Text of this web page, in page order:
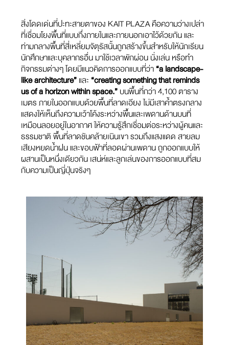
สิ่งโดดเด่นที่ปะทะสายตาของ KAIT PLAZA คือความว่างเปล่า
ที่เชื่อมโยงพื้นที่แบบกึ่งภายในและภายนอกเอาไว้ด้วยกัน และ
ท่ามกลางพื้นที่สี่เหลี่ยมจัตุรัสนั้นถูกสร้างขึ้นสำหรับให้นักเรียน
นักศึกษาและบุคลากรอื่น มาใช้เวลาพักผ่อน นั่งเล่น หรือทำ
กิจกรรมต่างๆ โดยมีแนวคิดการออกแบบที่ว่า“a landscape-
like architecture”และ“creating something that reminds
us of a horizon within space.”บนพื้นที่กว่า 4,100 ตาราง
เมตร ภายในออกแบบด้วยพื้นที่ลาดเอียง ไม่มีเสาค้ำตรงกลาง
แสดงให้เห็นถึงความเว้าโค้งระหว่างพื้นและเพดานด้านบนที่
เหมือนลอยอยู่ในอากาศ ให้ความรู้สึกเชื่อมต่อระหว่างผู้คนและ
ธรรมชาติ พื้นที่ลาดชันคล้ายเนินเขา รวมถึงแสงแดด สายลม
เสียงหยดน้ำฝน และขอบฟ้าที่ลอดผ่านเพดาน ถูกออกแบบให้
ผสานเป็นหนึ่งเดียวกัน เสน่ห์และลูกเล่นของการออกแบบที่สม
กับความเป็นญี่ปุ่นจริงๆ